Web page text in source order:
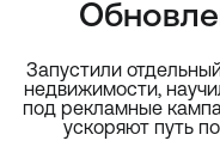
Запустили
недвижимости,
под рекламные
ускоряют путь